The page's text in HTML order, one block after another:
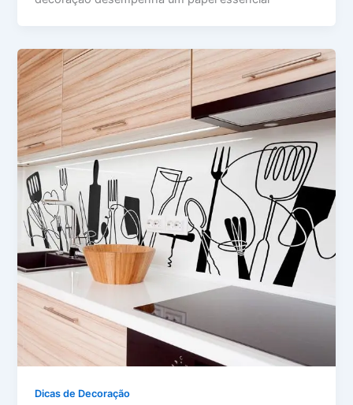
Dicas de Decoração